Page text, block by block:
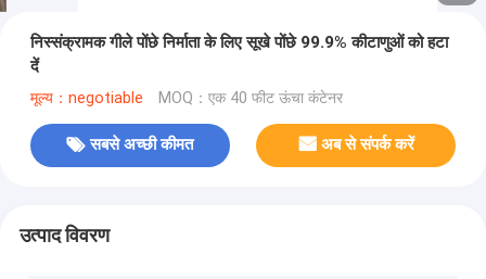
निस्संक्रामक गीले पोंछे निर्माता के लिए सूखे पोंछे 99.9% कीटाणुओं को हटा
दें
मूल्य：negotiable MOQ：एक 40 फीट ऊंचा कंटेनर
सबसे अच्छी कीमत अब से संपर्क करें
उत्पाद विवरण